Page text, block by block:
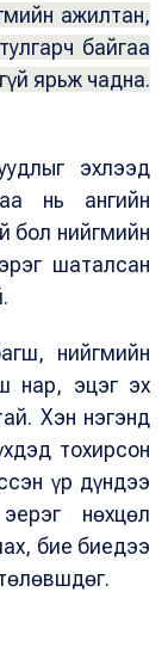
ажилтан,
байгаа
ярьж чадна.
эхлээд
нь ангийн
бол нийгмийн
шаталсан
нийгмийн
нар, эцэг эх
Хэн нэгэнд
тохирсон
үр дүндээ
нөхцөл
бие биедээ